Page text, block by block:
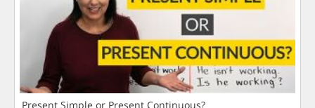
Present Simple or Present Continuous?